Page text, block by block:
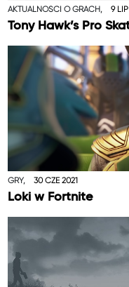
AKTUALNOŚCI O GRACH, 9
Tony Hawk’s Pro
GRY, 30 CZE 2021
Loki w Fortnite